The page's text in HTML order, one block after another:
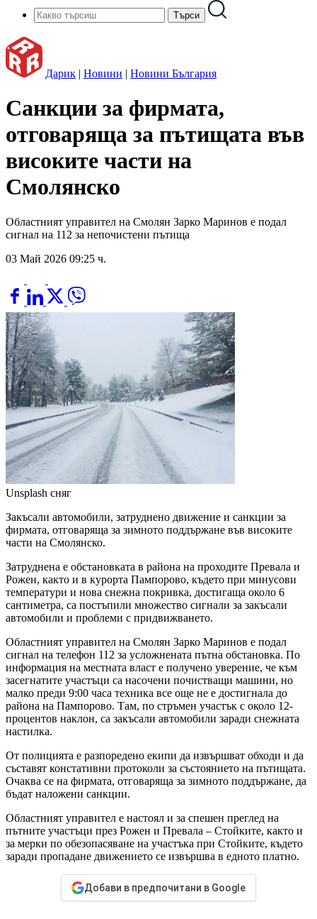
Дарик | Новини | Новини България
Санкции за фирмата,
отговаряща за пътищата във
високите части на
Смолянско
Областният управител на Смолян Зарко Маринов е подал
сигнал на 112 за непочистени пътища
03 Май 2026 09:25 ч.
Unsplash сняг
Закъсали автомобили, затруднено движение и санкции за
фирмата, отговаряща за зимното поддържане във високите
части на Смолянско.
Затруднена е обстановката в района на проходите Превала и
Рожен, както и в курорта Пампорово, където при минусови
температури и нова снежна покривка, достигаща около 6
сантиметра, са постъпили множество сигнали за закъсали
автомобили и проблеми с придвижването.
Областният управител на Смолян Зарко Маринов е подал
сигнал на телефон 112 за усложнената пътна обстановка. По
информация на местната власт е получено уверение, че към
засегнатите участъци са насочени почистващи машини, но
малко преди 9:00 часа техника все още не е достигнала до
района на Пампорово. Там, по стръмен участък с около 12-
процентов наклон, са закъсали автомобили заради снежната
настилка.
От полицията е разпоредено екипи да извършват обходи и да
съставят констативни протоколи за състоянието на пътищата.
Очаква се на фирмата, отговаряща за зимното поддържане, да
бъдат наложени санкции.
Областният управител е настоял и за спешен преглед на
пътните участъци през Рожен и Превала – Стойките, както и
за мерки по обезопасяване на участъка при Стойките, където
заради пропадане движението се извършва в едното платно.
Добави в предпочитани в Google